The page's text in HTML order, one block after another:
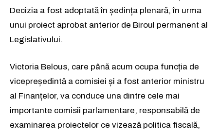
Decizia a fost adoptată în ședința plenară, în urma
unui proiect aprobat anterior de Biroul permanent al
Legislativului.
Victoria Belous, care până acum ocupa funcția de
vicepreședintă a comisiei și a fost anterior ministru
al Finanțelor, va conduce una dintre cele mai
importante comisii parlamentare, responsabilă de
examinarea proiectelor ce vizează politica fiscală,